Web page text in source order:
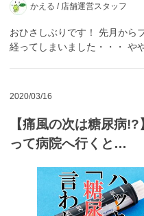
かえる / 店舗運営スタッフ
おひさしぶりです！ 先月から
経ってしまいました・・・ や
2020/03/16
【痛風の次は糖尿病
って病院へ行くと…